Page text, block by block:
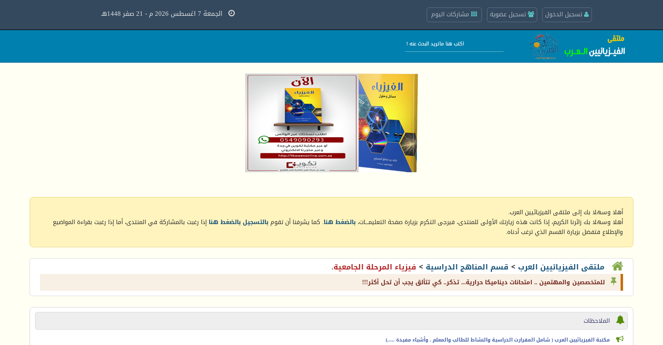
تسجيل الدخول تسجيل عضوية مشاركات اليوم الجمعة 7 اغسطس 2026 م - 21 صفر 1448هـ
أهلا وسهلا بك إلى ملتقى الفيزيائيين العرب.
أهلا وسهلا بك زائرنا الكريم، إذا كانت هذه زيارتك الأولى للمنتدى، فيرجى التكرم بزيارة صفحة التعليمـــات، بالضغط هنا. كما يشرفنا أن تقومبالتسجيل بالضغط هنا إذا رغبت بالمشاركة في المنتدى، أما إذا رغبت بقراءة المواضيع
والإطلاع فتفضل بزيارة القسم الذي ترغب أدناه.
ملتقى الفيزيائيين العرب > قسم المناهج الدراسية > فيزياء المرحلة الجامعية.
للمتخصصين والمهتمين .. امتحانات ديناميكا حرارية... تذكر.. كي تتألق يجب أن تحل أكثر!!!
الملاحظات
مكتبة الفيزيائيين العرب ( شامل المقرارت الدراسية والنشاط للطالب والمعلم ، وأشياء مفيدة .....)